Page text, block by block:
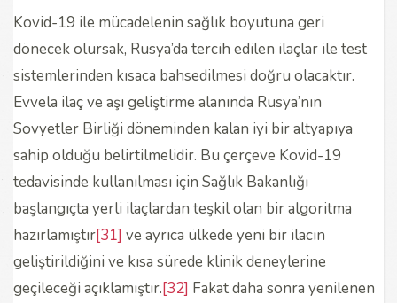
Kovid-19 ile mücadelenin sağlık boyutuna geri
dönecek olursak, Rusya’da tercih edilen ilaçlar ile test
sistemlerinden kısaca bahsedilmesi doğru olacaktır.
Evvela ilaç ve aşı geliştirme alanında Rusya’nın
Sovyetler Birliği döneminden kalan iyi bir altyapıya
sahip olduğu belirtilmelidir. Bu çerçeve Kovid-19
tedavisinde kullanılması için Sağlık Bakanlığı
başlangıçta yerli ilaçlardan teşkil olan bir algoritma
hazırlamıştır[31] ve ayrıca ülkede yeni bir ilacın
geliştirildiğini ve kısa sürede klinik deneylerine
geçileceği açıklamıştır.[32] Fakat daha sonra yenilenen